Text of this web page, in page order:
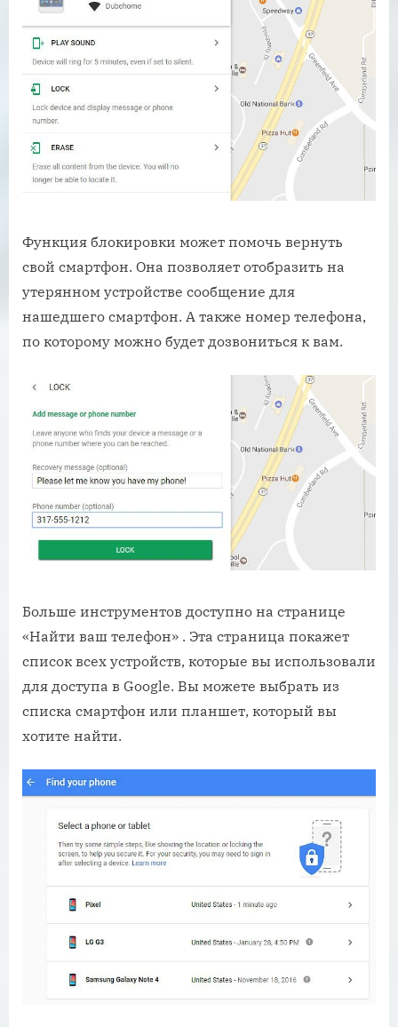
Функция блокировки может помочь вернуть
свой смартфон. Она позволяет отобразить на
утерянном устройстве сообщение для
нашедшего смартфон. А также номер телефона,
по которому можно будет дозвониться к вам.
Больше инструментов доступно на странице
«Найти ваш телефон» . Эта страница покажет
список всех устройств, которые вы использовали
для доступа в Google. Вы можете выбрать из
списка смартфон или планшет, который вы
хотите найти.